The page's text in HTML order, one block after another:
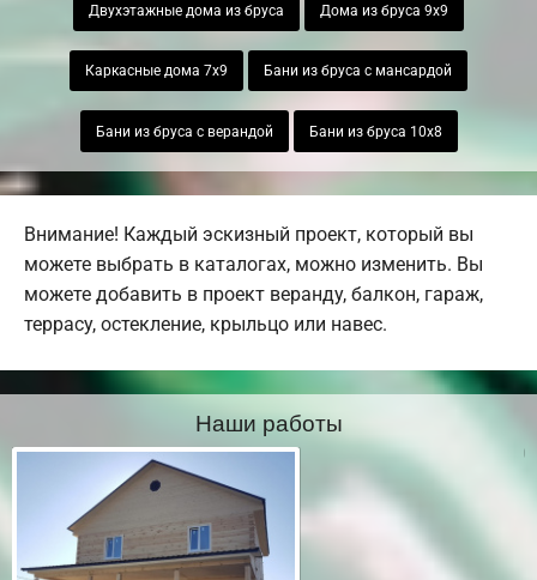
Двухэтажные дома из бруса Дома из бруса 9х9
Каркасные дома 7х9 Бани из бруса с мансардой
Бани из бруса с верандой Бани из бруса 10х8
Внимание! Каждый эскизный проект, который вы
можете выбрать в каталогах, можно изменить. Вы
можете добавить в проект веранду, балкон, гараж,
террасу, остекление, крыльцо или навес.
Наши работы